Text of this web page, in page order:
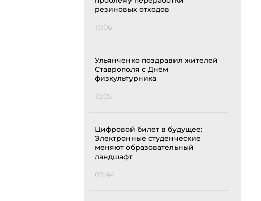
резиновых отходов
10:06
Ульянченко поздравил жителей
Ставрополя с Днём
физкультурника
10:05
Цифровой билет в будущее:
Электронные студенческие
меняют образовательный
ландшафт
09:44